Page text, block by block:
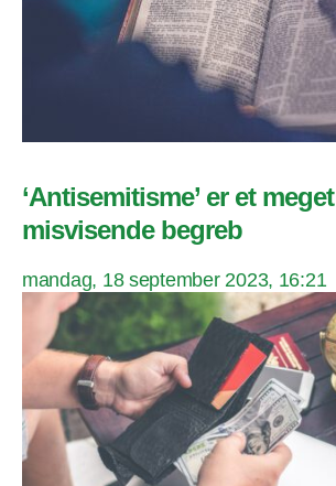
‘Antisemitisme’ er et meget
misvisende begreb
mandag, 18 september 2023, 16:21